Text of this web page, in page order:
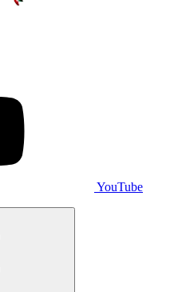
YouTube